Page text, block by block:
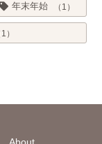
年末年始 1
1